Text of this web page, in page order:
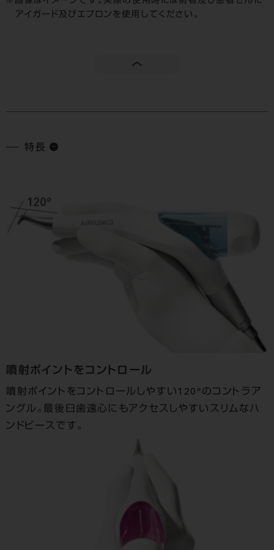
アイガード及びエプロンを使用してください。
特長
噴射ポイントをコントロール
噴射ポイントをコントロールしやすい120°のコントラア
ングル。最後臼歯遠心にもアクセスしやすいスリムなハ
ンドピースです。